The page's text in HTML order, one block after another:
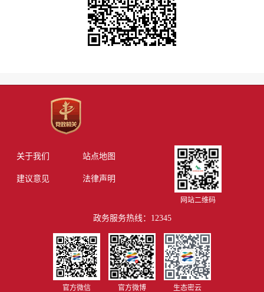
关于我们 站点地图
建议意见 法律声明
网站二维码
政务服务热线：12345
官方微信 官方微博 生态密云